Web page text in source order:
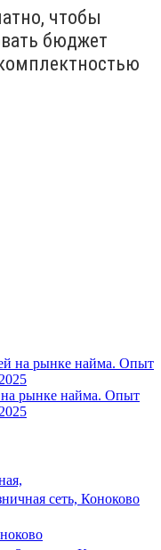
чтобы
бюджет
рынке найма. Опыт
сеть, Коноково